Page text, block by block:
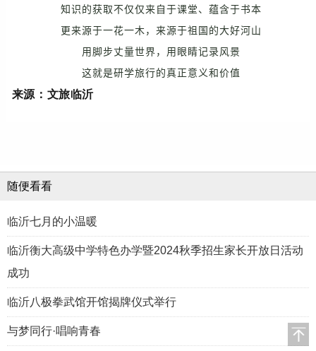
知识的获取不仅仅来自于课堂、蕴含于书本
更来源于一花一木，来源于祖国的大好河山
用脚步丈量世界，用眼睛记录风景
这就是研学旅行的真正意义和价值
来源：文旅临沂
随便看看
临沂七月的小温暖
临沂衡大高级中学特色办学暨2024秋季招生家长开放日活动
成功
临沂八极拳武馆开馆揭牌仪式举行
与梦同行·唱响青春